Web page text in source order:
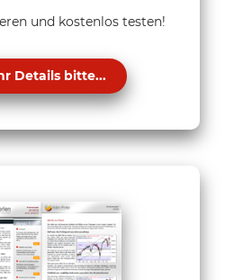
und kostenlos testen!
Details bitte...